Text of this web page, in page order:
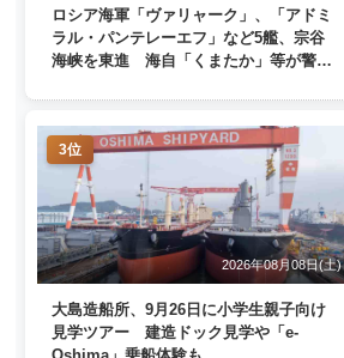
ロシア海軍「ヴァリャーク」、「アドミ
ラル・パンテレーエフ」など5艦、宗谷
海峡を東進 海自「くまたか」等が警戒
3位
2026年08月08日(土)
大島造船所、9月26日に小学生親子向け
見学ツアー 建造ドック見学や「e-